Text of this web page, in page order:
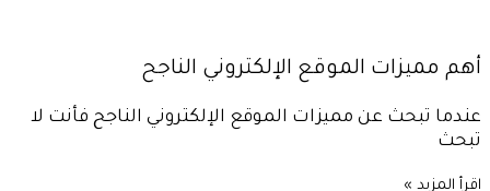
أهم مميزات الموقع الإلكتروني الناجح
عندما تبحث عن مميزات الموقع الإلكتروني الناجح فأنت لا
تبحث
اقرأ المزيد »